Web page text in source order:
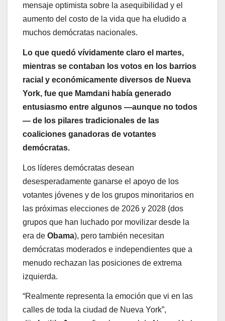
mensaje optimista sobre la asequibilidad y el
aumento del costo de la vida que ha eludido a
muchos demócratas nacionales.
Lo que quedó vívidamente claro el martes,
mientras se contaban los votos en los barrios
racial y económicamente diversos de Nueva
York, fue que Mamdani había generado
entusiasmo entre algunos —aunque no todos
— de los pilares tradicionales de las
coaliciones ganadoras de votantes
demócratas.
Los líderes demócratas desean
desesperadamente ganarse el apoyo de los
votantes jóvenes y de los grupos minoritarios en
las próximas elecciones de 2026 y 2028 (dos
grupos que han luchado por movilizar desde la
era de Obama), pero también necesitan
demócratas moderados e independientes que a
menudo rechazan las posiciones de extrema
izquierda.
“Realmente representa la emoción que vi en las
calles de toda la ciudad de Nueva York”,